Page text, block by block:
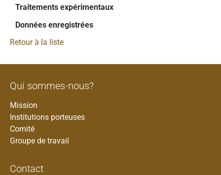
Traitements expérimentaux
Données enregistrées
Retour à la liste
Qui sommes-nous?
Mission
Institutions porteuses
Comité
Groupe de travail
Contact